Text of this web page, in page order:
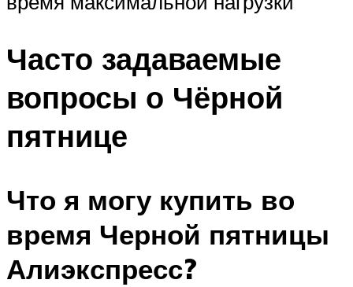
Часто задаваемые
вопросы о Чёрной
пятнице
Что я могу купить во
время Черной пятницы
Алиэкспресс?